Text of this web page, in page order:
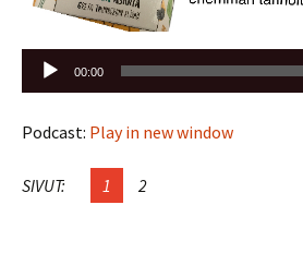
Äänitoistin
00:00
Podcast: Play in new window
SIVUT: 1 2